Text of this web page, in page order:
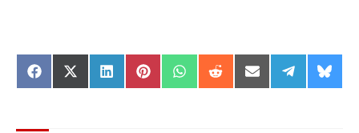
Share
on
Share
on
Share
on
Share
on
Share
on
Share
on
Share
on
Share
on
on